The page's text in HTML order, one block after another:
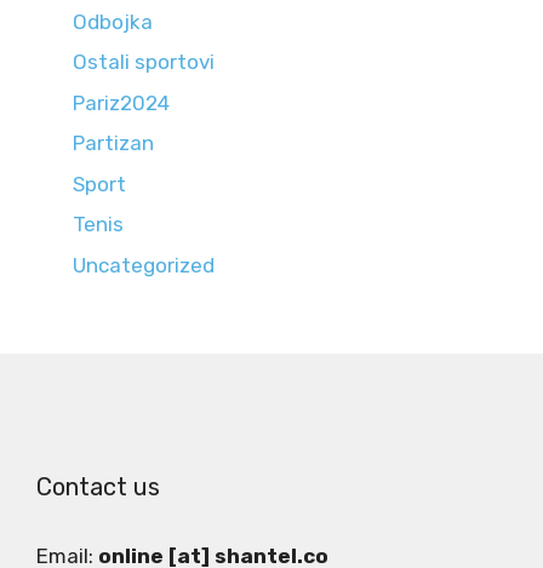
Odbojka
Ostali sportovi
Pariz2024
Partizan
Sport
Tenis
Uncategorized
Contact us
Email: online [at] shantel.co